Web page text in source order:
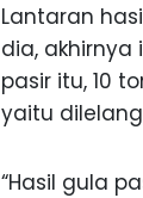
Lantaran
dia, akhirnya
pasir itu, 10
yaitu
“Hasil gula